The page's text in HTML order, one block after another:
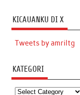
KICAUANKU DI X
Tweets by amriltg
KATEGORI
Kategori